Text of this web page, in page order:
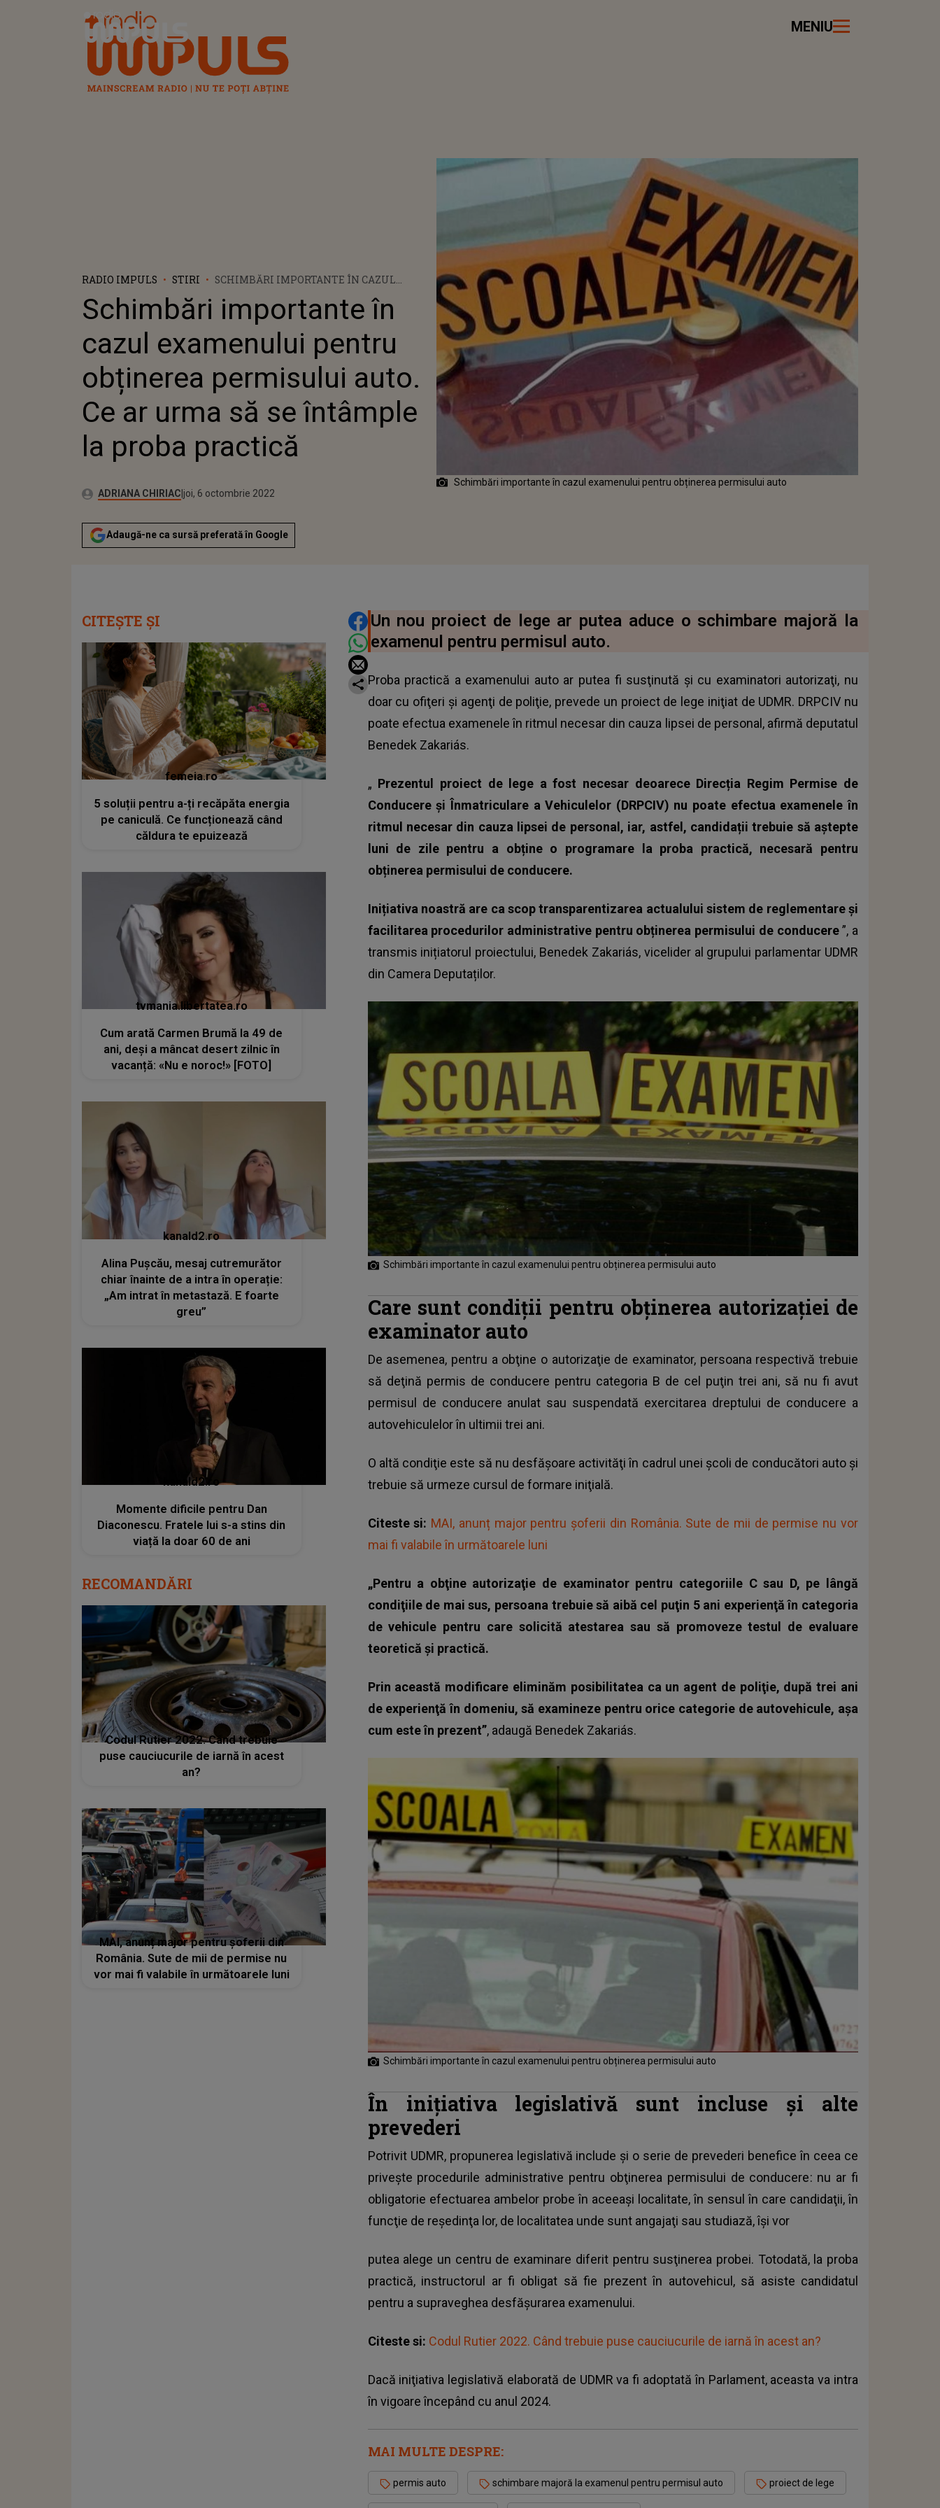
Radio Impuls MENIU
RADIO IMPULS STIRI
SCHIMBĂRI IMPORTANTE ÎN CAZUL
PERMISULUI AUTO. CE AR URMA SĂ SE
ÎNTÂMPLE LA PROBA PRACTICĂ
Schimbări importante în
cazul examenului pentru
obținerea permisului auto.
Ce ar urma să se întâmple
la proba practică
Autor:ADRIANA CHIRIACPublicat:
joi, 6 octombrie 2022
Actualizat:
joi, 6 octombrie 2022
Adaugă-ne ca sursă preferată în Google
Schimbări importante în cazul examenului pentru obținerea permisului auto
DISTRIBUIE ARTICOLUL
Un nou proiect de lege ar putea aduce o schimbare majoră la
examenul pentru permisul auto.
Proba practică a examenului auto ar putea fi susţinută şi cu examinatori autorizaţi, nu
doar cu ofiţeri şi agenţi de poliţie, prevede un proiect de lege iniţiat de UDMR. DRPCIV nu
poate efectua examenele în ritmul necesar din cauza lipsei de personal, afirmă deputatul
Benedek Zakariás.
„ Prezentul proiect de lege a fost necesar deoarece Direcția Regim Permise de
Conducere și Înmatriculare a Vehiculelor (DRPCIV) nu poate efectua examenele în
ritmul necesar din cauza lipsei de personal, iar, astfel, candidații trebuie să aștepte
luni de zile pentru a obține o programare la proba practică, necesară pentru
obținerea permisului de conducere.
Inițiativa noastră are ca scop transparentizarea actualului sistem de reglementare și
facilitarea procedurilor administrative pentru obținerea permisului de conducere”, a
transmis inițiatorul proiectului, Benedek Zakariás, vicelider al grupului parlamentar UDMR
din Camera Deputaților.
Schimbări importante în cazul examenului pentru obținerea permisului auto
Care sunt condiții pentru obținerea autorizației de
examinator auto
De asemenea, pentru a obţine o autorizaţie de examinator, persoana respectivă trebuie
să deţină permis de conducere pentru categoria B de cel puţin trei ani, să nu fi avut
permisul de conducere anulat sau suspendată exercitarea dreptului de conducere a
autovehiculelor în ultimii trei ani.
O altă condiţie este să nu desfăşoare activităţi în cadrul unei şcoli de conducători auto şi
trebuie să urmeze cursul de formare iniţială.
Citeste si: MAI, anunț major pentru șoferii din România. Sute de mii de permise nu vor
mai fi valabile în următoarele luni
„Pentru a obţine autorizaţie de examinator pentru categoriile C sau D, pe lângă
condiţiile de mai sus, persoana trebuie să aibă cel puţin 5 ani experienţă în categoria
de vehicule pentru care solicită atestarea sau să promoveze testul de evaluare
teoretică şi practică.
Prin această modificare eliminăm posibilitatea ca un agent de poliţie, după trei ani
de experienţă în domeniu, să examineze pentru orice categorie de autovehicule, aşa
cum este în prezent”, adaugă Benedek Zakariás.
Schimbări importante în cazul examenului pentru obținerea permisului auto
În inițiativa legislativă sunt incluse și alte
prevederi
Potrivit UDMR, propunerea legislativă include şi o serie de prevederi benefice în ceea ce
priveşte procedurile administrative pentru obţinerea permisului de conducere: nu ar fi
obligatorie efectuarea ambelor probe în aceeaşi localitate, în sensul în care candidaţii, în
funcţie de reşedinţa lor, de localitatea unde sunt angajaţi sau studiază, îşi vor
putea alege un centru de examinare diferit pentru susţinerea probei. Totodată, la proba
practică, instructorul ar fi obligat să fie prezent în autovehicul, să asiste candidatul
pentru a supraveghea desfăşurarea examenului.
Citeste si: Codul Rutier 2022. Când trebuie puse cauciucurile de iarnă în acest an?
Dacă iniţiativa legislativă elaborată de UDMR va fi adoptată în Parlament, aceasta va intra
în vigoare începând cu anul 2024.
MAI MULTE DESPRE:
permis auto schimbare majoră la examenul pentru permisul auto proiect de lege
CITEȘTE ȘI
femeia.ro
5 soluții pentru a-ți recăpăta energia
pe caniculă. Ce funcționează când
căldura te epuizează
tvmania.libertatea.ro
Cum arată Carmen Brumă la 49 de
ani, deși a mâncat desert zilnic în
vacanță: «Nu e noroc!» [FOTO]
kanald2.ro
Alina Pușcău, mesaj cutremurător
chiar înainte de a intra în operație:
„Am intrat în metastază. E foarte
greu”
kanald2.ro
Momente dificile pentru Dan
Diaconescu. Fratele lui s-a stins din
viață la doar 60 de ani
RECOMANDĂRI
Codul Rutier 2022. Când trebuie
puse cauciucurile de iarnă în acest
an?
MAI, anunț major pentru șoferii din
România. Sute de mii de permise nu
vor mai fi valabile în următoarele luni